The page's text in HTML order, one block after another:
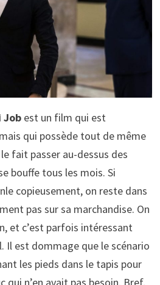
Jobest un film qui est
qui possède tout de même
fait passer au-dessus des
bouffe tous les mois. Si
copieusement, on reste dans
pas sur sa marchandise. On
et c’est parfois intéressant
Il est dommage que le scénario
les pieds dans le tapis pour
qui n’en avait pas besoin. Bref,